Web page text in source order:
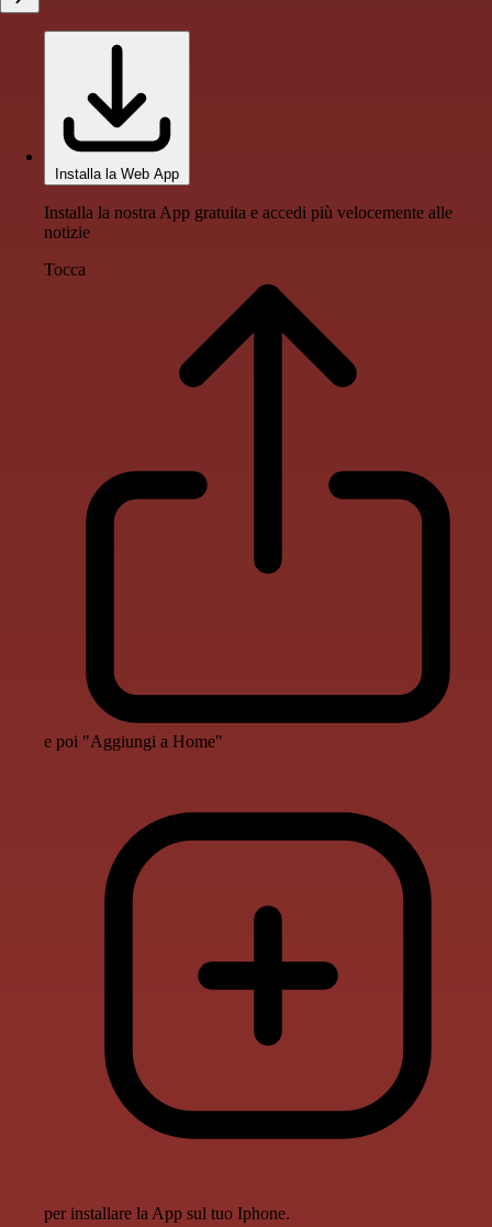
Installa la Web App
Installa la nostra App gratuita e accedi più velocemente alle
notizie
Tocca
e poi "Aggiungi a Home"
per installare la App sul tuo Iphone.